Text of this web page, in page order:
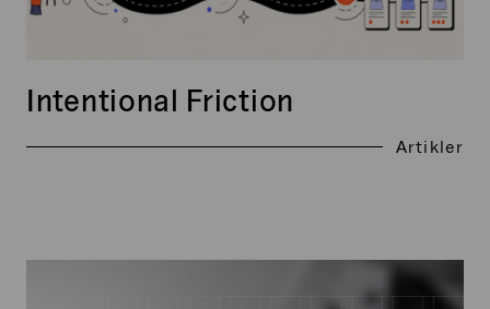
Artikler
Intentional Friction